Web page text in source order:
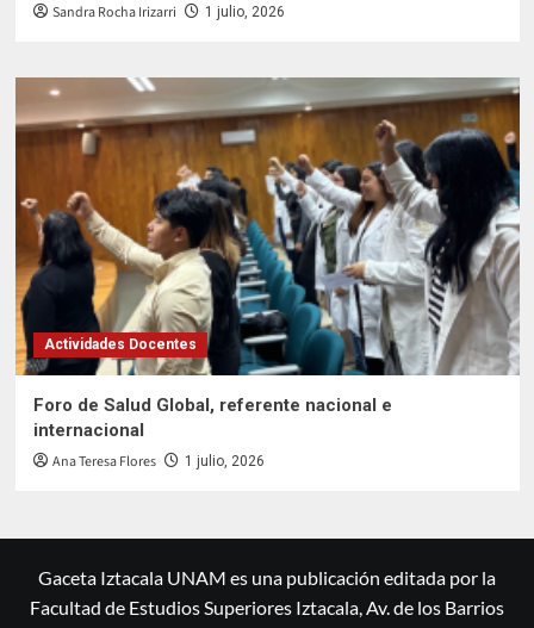
Sandra Rocha Irizarri 1 julio, 2026
Actividades Docentes
Foro de Salud Global, referente nacional e
internacional
Ana Teresa Flores 1 julio, 2026
Gaceta Iztacala UNAM es una publicación editada por la
Facultad de Estudios Superiores Iztacala, Av. de los Barrios